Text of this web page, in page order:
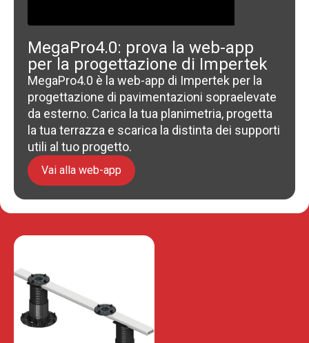
MegaPro4.0: prova la web-app
per la progettazione di Impertek
MegaPro4.0 è la web-app di Impertek per la
progettazione di pavimentazioni sopraelevate
da esterno. Carica la tua planimetria, progetta
la tua terrazza e scarica la distinta dei supporti
utili al tuo progetto.
Vai alla web-app